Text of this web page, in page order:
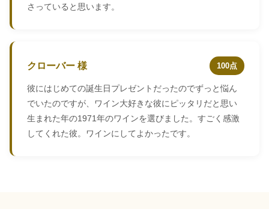
さっていると思います。
クローバー 様 100点
彼にはじめての誕生日プレゼントだったのでずっと悩ん
でいたのですが、ワイン大好きな彼にピッタリだと思い
生まれた年の1971年のワインを選びました。すごく感激
してくれた彼。ワインにしてよかったです。